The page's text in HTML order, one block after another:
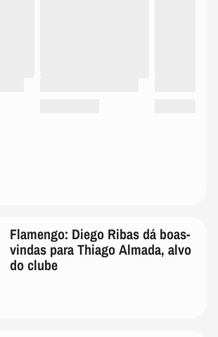
Flamengo: Diego Ribas dá boas-
vindas para Thiago Almada, alvo
do clube